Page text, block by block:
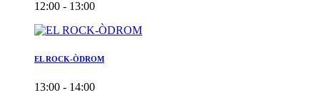
12:00 - 13:00
EL ROCK-ÒDROM
13:00 - 14:00